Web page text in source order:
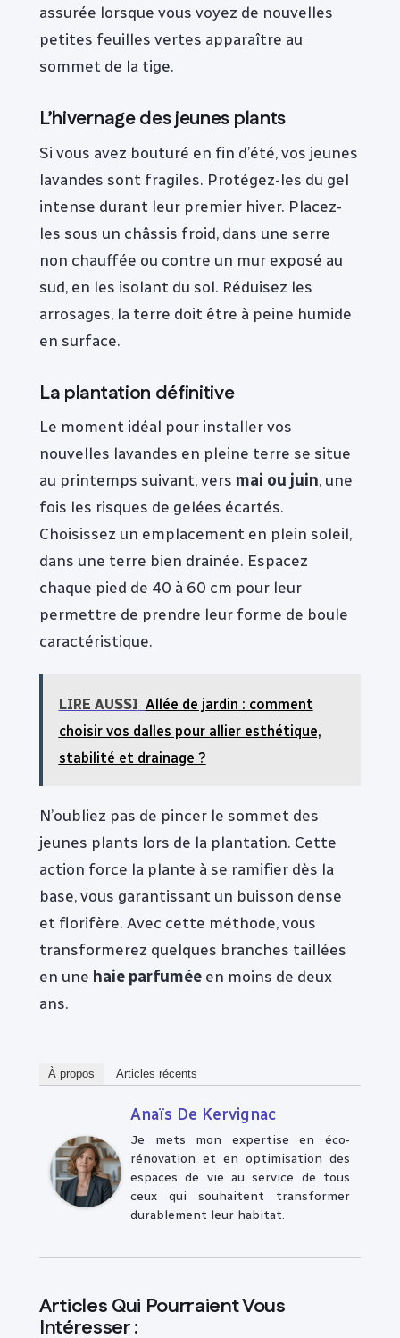
assurée lorsque vous voyez de nouvelles
petites feuilles vertes apparaître au
sommet de la tige.
L’hivernage des jeunes plants
Si vous avez bouturé en fin d’été, vos jeunes
lavandes sont fragiles. Protégez-les du gel
intense durant leur premier hiver. Placez-
les sous un châssis froid, dans une serre
non chauffée ou contre un mur exposé au
sud, en les isolant du sol. Réduisez les
arrosages, la terre doit être à peine humide
en surface.
La plantation définitive
Le moment idéal pour installer vos
nouvelles lavandes en pleine terre se situe
au printemps suivant, vers mai ou juin, une
fois les risques de gelées écartés.
Choisissez un emplacement en plein soleil,
dans une terre bien drainée. Espacez
chaque pied de 40 à 60 cm pour leur
permettre de prendre leur forme de boule
caractéristique.
LIRE AUSSI Allée de jardin : comment
choisir vos dalles pour allier esthétique,
stabilité et drainage ?
N’oubliez pas de pincer le sommet des
jeunes plants lors de la plantation. Cette
action force la plante à se ramifier dès la
base, vous garantissant un buisson dense
et florifère. Avec cette méthode, vous
transformerez quelques branches taillées
en une haie parfumée en moins de deux
ans.
À propos Articles récents
Anaïs De Kervignac
Je mets mon expertise en éco-
rénovation et en optimisation des
espaces de vie au service de tous
ceux qui souhaitent transformer
durablement leur habitat.
Articles Qui Pourraient Vous
Intéresser :